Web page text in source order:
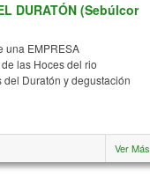
DURATÓN (Sebúlcor
una EMPRESA
las Hoces del rio
Duratón y degustación
Ver Más